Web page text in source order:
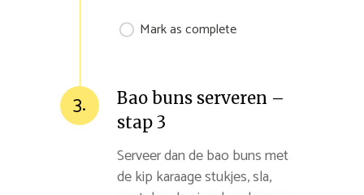
Mark as complete
3.
Bao buns serveren –
stap 3
Serveer dan de bao buns met
de kip karaage stukjes, sla,